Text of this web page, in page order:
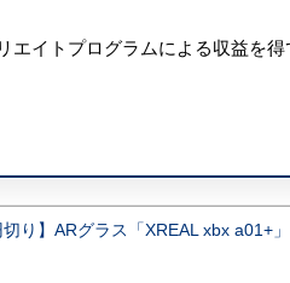
エイトプログラムによる収益を
切り】ARグラス「XREAL xbx a01+